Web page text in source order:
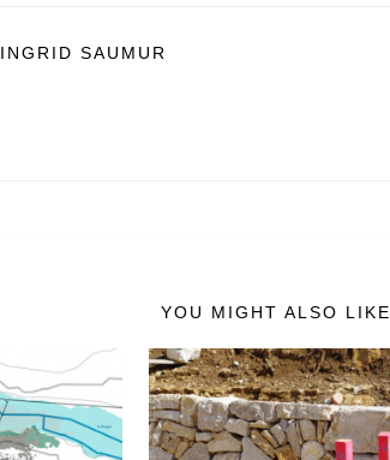
INGRID SAUMUR
YOU MIGHT ALSO LIKE